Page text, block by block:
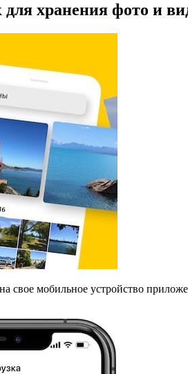
хранения фото и
свое мобильное устройство